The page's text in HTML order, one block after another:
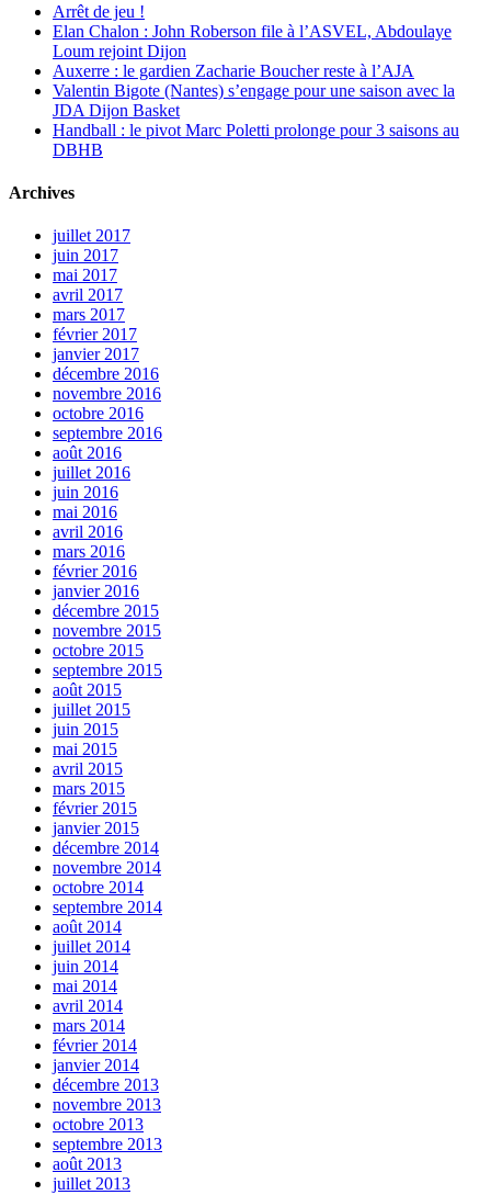
Arrêt de jeu !
Elan Chalon : John Roberson file à l’ASVEL, Abdoulaye
Loum rejoint Dijon
Auxerre : le gardien Zacharie Boucher reste à l’AJA
Valentin Bigote (Nantes) s’engage pour une saison avec la
JDA Dijon Basket
Handball : le pivot Marc Poletti prolonge pour 3 saisons au
DBHB
Archives
juillet 2017
juin 2017
mai 2017
avril 2017
mars 2017
février 2017
janvier 2017
décembre 2016
novembre 2016
octobre 2016
septembre 2016
août 2016
juillet 2016
juin 2016
mai 2016
avril 2016
mars 2016
février 2016
janvier 2016
décembre 2015
novembre 2015
octobre 2015
septembre 2015
août 2015
juillet 2015
juin 2015
mai 2015
avril 2015
mars 2015
février 2015
janvier 2015
décembre 2014
novembre 2014
octobre 2014
septembre 2014
août 2014
juillet 2014
juin 2014
mai 2014
avril 2014
mars 2014
février 2014
janvier 2014
décembre 2013
novembre 2013
octobre 2013
septembre 2013
août 2013
juillet 2013